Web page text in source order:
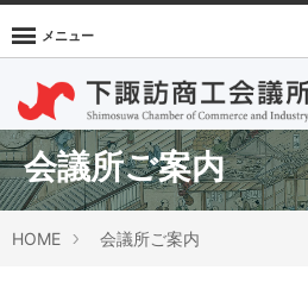
メニュー
会議所ご案内
HOME 会議所ご案内